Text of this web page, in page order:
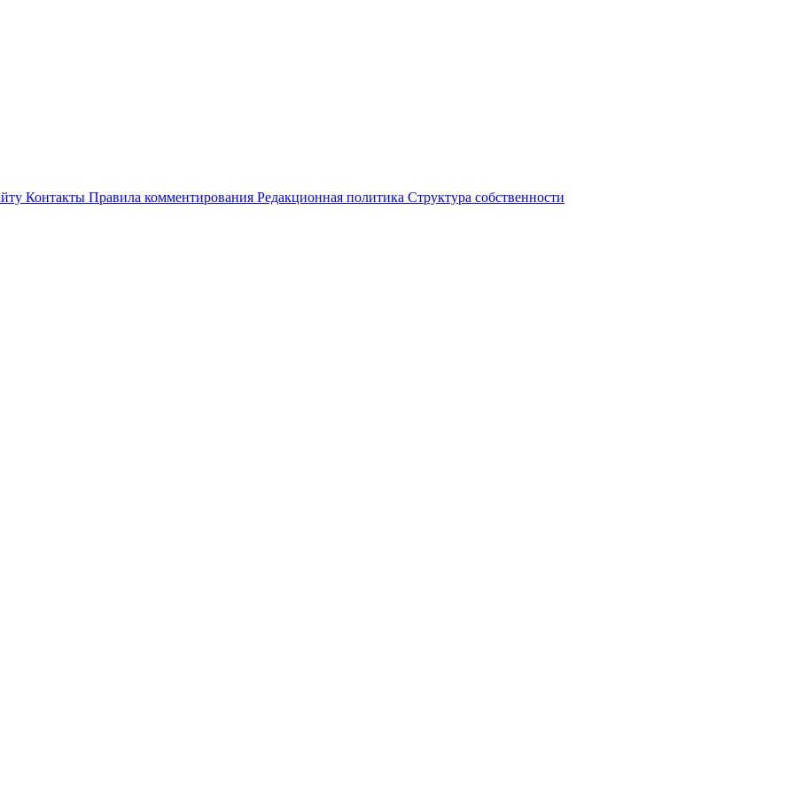
Контакты Правила комментирования Редакционная политика Структура собственности